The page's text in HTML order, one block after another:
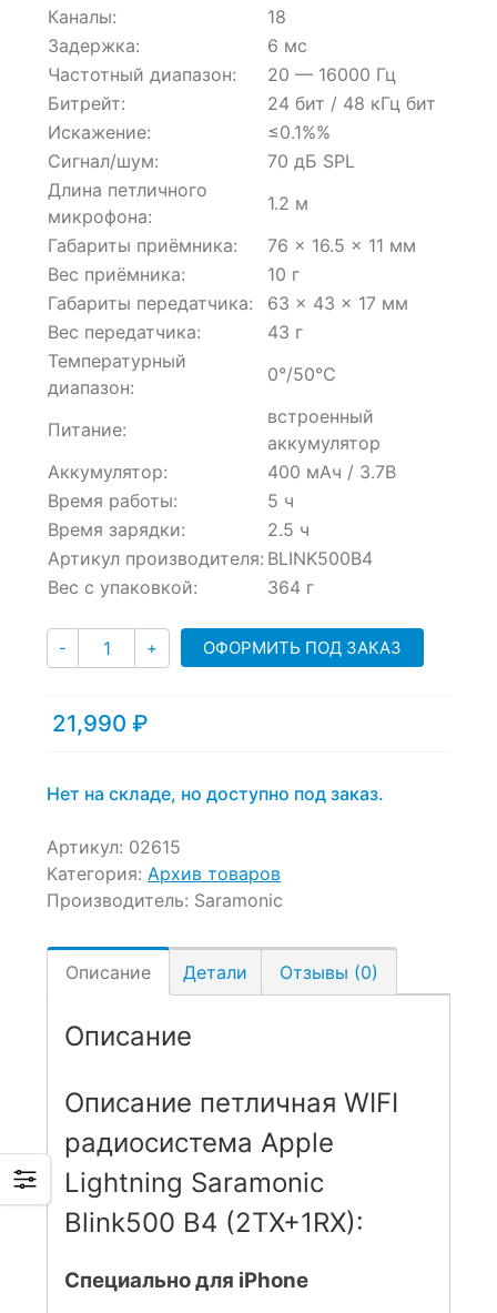
Каналы:
18
Задержка:
6 мс
Частотный диапазон:
20 — 16000 Гц
Битрейт:
24 бит / 48 кГц бит
Искажение:
≤0.1%%
Сигнал/шум:
70 дБ SPL
Длина петличного
микрофона:
1.2 м
Габариты приёмника:
76 × 16.5 × 11 мм
Вес приёмника:
10 г
Габариты передатчика:
63 × 43 × 17 мм
Вес передатчика:
43 г
Температурный
диапазон:
0°/50℃
Питание:
встроенный
аккумулятор
Аккумулятор:
400 мАч / 3.7В
Время работы:
5 ч
Время зарядки:
2.5 ч
Артикул производителя: BLINK500B4
Вес с упаковкой:
364 г
- Количество
+ ОФОРМИТЬ ПОД ЗАКАЗ
21,990 ₽
Нет на складе, но доступно под заказ.
Артикул: 02615
Категория: Архив товаров
Производитель: Saramonic
Описание Детали Отзывы (0)
Описание
Описание петличная WIFI
радиосистема Apple
Lightning Saramonic
Blink500 B4 (2TX+1RX):
Специально для iPhone